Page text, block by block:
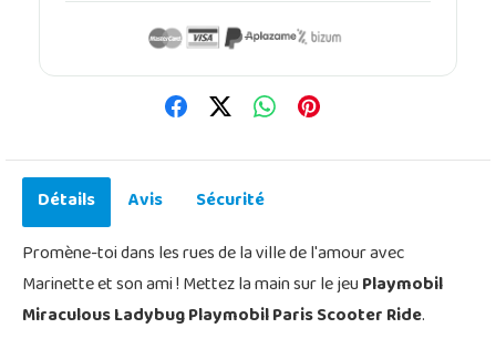
Détails Avis
Sécurité
Promène-toi dans les rues de la ville de l'amour avec
Marinette et son ami ! Mettez la main sur le jeuPlaymobil
Miraculous Ladybug Playmobil Paris Scooter Ride.